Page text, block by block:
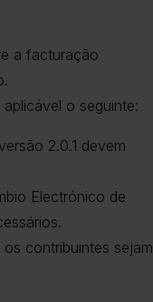
a facturação
o seguinte:
2.0.1 devem
Electrónico de
contribuintes sejam